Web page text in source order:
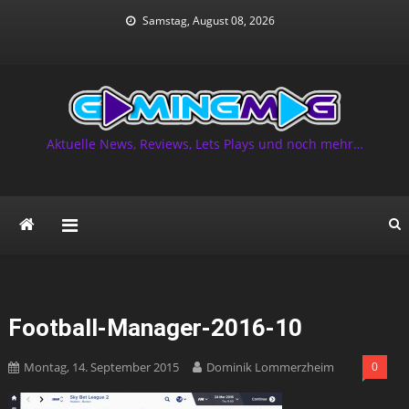
Samstag, August 08, 2026
Aktuelle News, Reviews, Lets Plays und noch mehr…
Football-Manager-2016-10
Montag, 14. September 2015 Dominik Lommerzheim 0